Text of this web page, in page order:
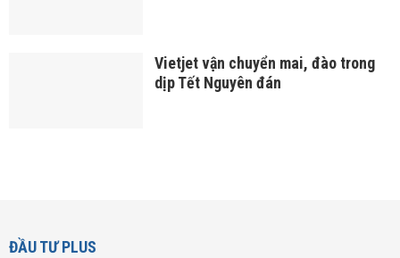
Vietjet vận chuyển mai, đào trong
dịp Tết Nguyên đán
ĐẦU TƯ PLUS